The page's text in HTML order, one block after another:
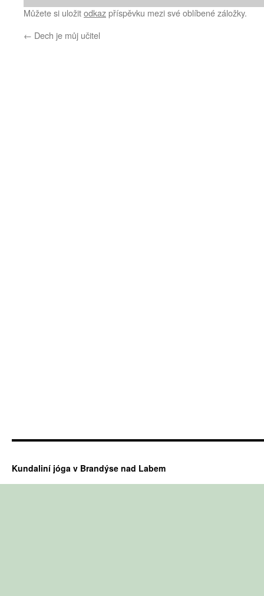
Můžete si uložitodkazpříspěvku mezi své oblíbené záložky.
← Dech je můj učitel
Kundaliní jóga v Brandýse nad Labem